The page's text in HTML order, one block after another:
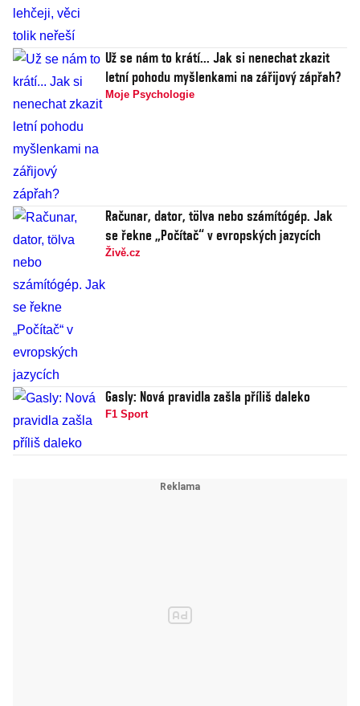
Už se nám to krátí... Jak si nenechat zkazit
letní pohodu myšlenkami na zářijový zápřah?
Moje Psychologie
Računar, dator, tölva nebo számítógép. Jak
se řekne „Počítač“ v evropských jazycích
Živě.cz
Gasly: Nová pravidla zašla příliš daleko
F1 Sport